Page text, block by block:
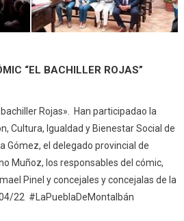
“EL BACHILLER ROJAS”
Rojas». Han participadao la
Cultura, Igualdad y Bienestar Social de
Gómez, el delegado provincial de
Muñoz, los responsables del cómic,
Pinel y concejales y concejalas de la
22 #LaPueblaDeMontalbán